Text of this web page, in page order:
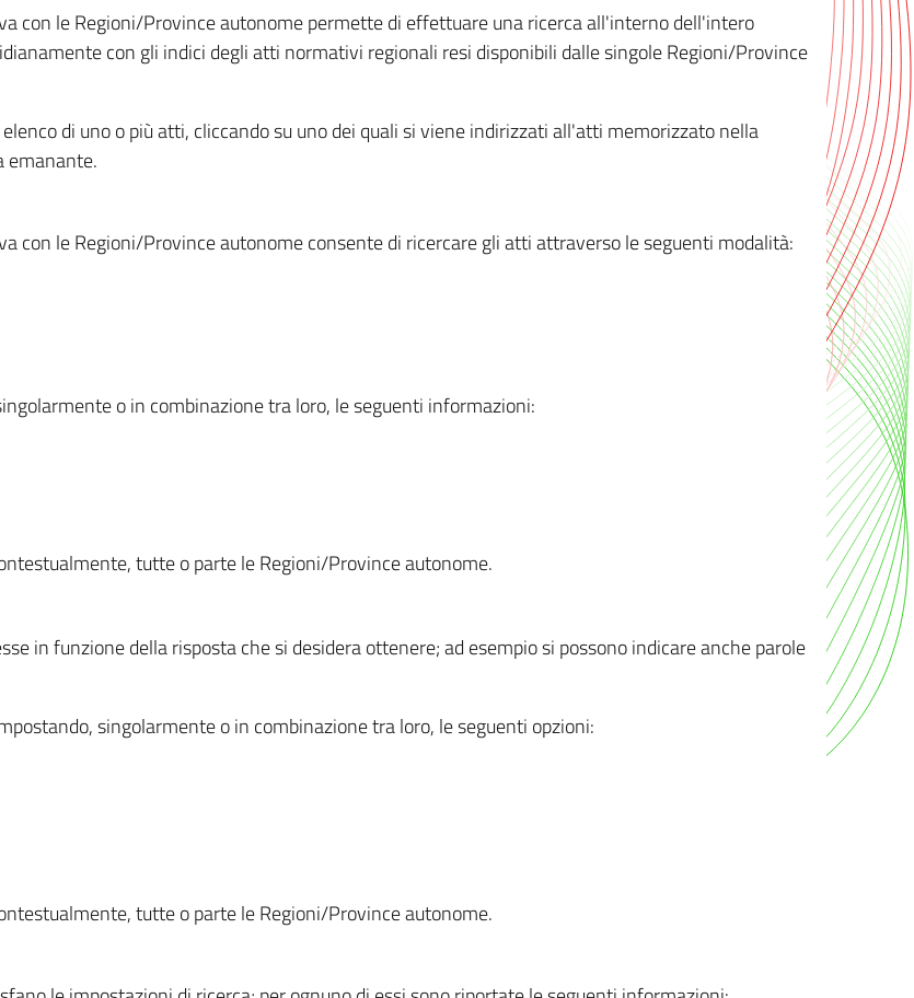
con le Regioni/Province autonome permette di effettuare una ricerca all'interno dell'intero
con gli indici degli atti normativi regionali resi disponibili dalle singole Regioni/Province
di uno o più atti, cliccando su uno dei quali si viene indirizzati all'atti memorizzato nella
emanante.
con le Regioni/Province autonome consente di ricercare gli atti attraverso le seguenti modalità:
o in combinazione tra loro, le seguenti informazioni:
tutte o parte le Regioni/Province autonome.
in funzione della risposta che si desidera ottenere; ad esempio si possono indicare anche parole
singolarmente o in combinazione tra loro, le seguenti opzioni:
tutte o parte le Regioni/Province autonome.